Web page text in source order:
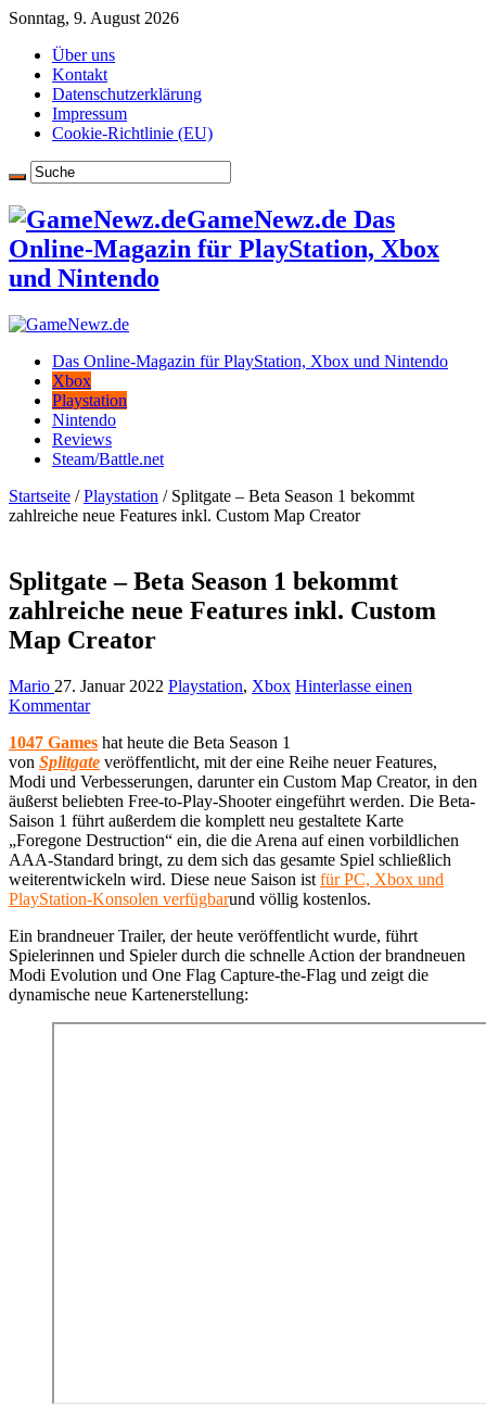
Sonntag, 9. August 2026
Über uns
Kontakt
Datenschutzerklärung
Impressum
Cookie-Richtlinie (EU)
GameNewz.de Das
Online-Magazin für PlayStation, Xbox
und Nintendo
Das Online-Magazin für PlayStation, Xbox und Nintendo
Xbox
Playstation
Nintendo
Reviews
Steam/Battle.net
Startseite / Playstation / Splitgate – Beta Season 1 bekommt
zahlreiche neue Features inkl. Custom Map Creator
Splitgate – Beta Season 1 bekommt
zahlreiche neue Features inkl. Custom
Map Creator
Mario 27. Januar 2022 Playstation, Xbox Hinterlasse einen
Kommentar
1047 Games hat heute die Beta Season 1
von Splitgate veröffentlicht, mit der eine Reihe neuer Features,
Modi und Verbesserungen, darunter ein Custom Map Creator, in den
äußerst beliebten Free-to-Play-Shooter eingeführt werden. Die Beta-
Saison 1 führt außerdem die komplett neu gestaltete Karte
„Foregone Destruction“ ein, die die Arena auf einen vorbildlichen
AAA-Standard bringt, zu dem sich das gesamte Spiel schließlich
weiterentwickeln wird. Diese neue Saison ist für PC, Xbox und
PlayStation-Konsolen verfügbarund völlig kostenlos.
Ein brandneuer Trailer, der heute veröffentlicht wurde, führt
Spielerinnen und Spieler durch die schnelle Action der brandneuen
Modi Evolution und One Flag Capture-the-Flag und zeigt die
dynamische neue Kartenerstellung: